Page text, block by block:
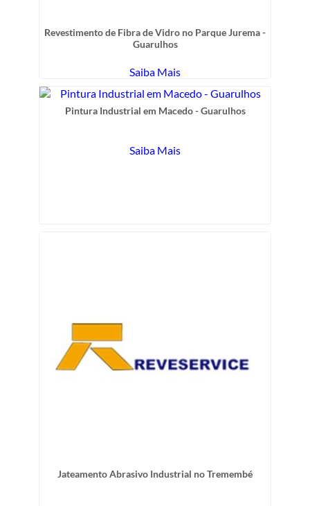
Revestimento de Fibra de Vidro no Parque Jurema -
Guarulhos
Saiba Mais
Pintura Industrial em Macedo - Guarulhos
Saiba Mais
Jateamento Abrasivo Industrial no Tremembé